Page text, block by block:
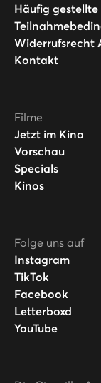
Häufig
Widerrufsrecht
Kontakt
Filme
Jetzt im Kino
Vorschau
Specials
Kinos
Folge uns auf
Instagram
TikTok
Facebook
Letterboxd
YouTube